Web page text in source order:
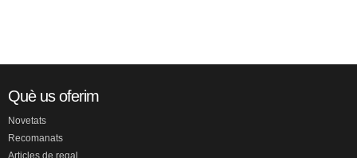
Què us oferim
Novetats
Recomanats